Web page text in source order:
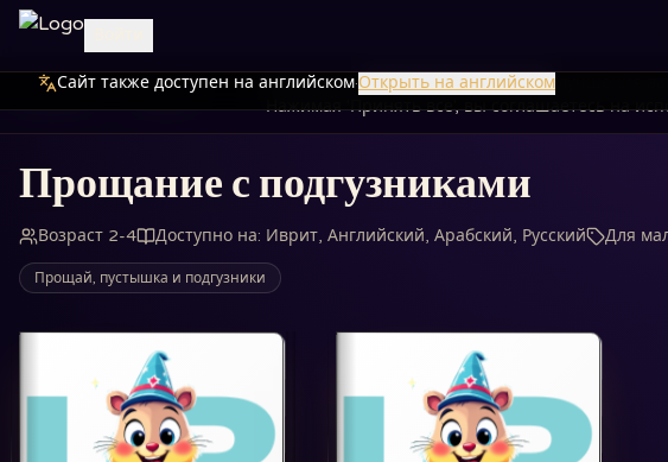
Сайт также доступен на английском·Открыть на английском
Мы используем файлы cookie для улучшения
Нажимая 'Принять все', вы соглашаетесь на
Главная Книги Прощание с подгузниками
Прощание с подгузниками
Возраст 2-4 Доступно на: Иврит, Английский, Арабский, Русский Для
Прощай, пустышка и подгузники